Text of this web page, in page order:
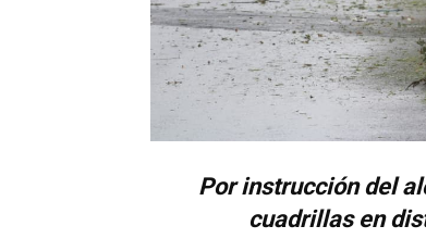
Por instrucción del
cuadrillas en